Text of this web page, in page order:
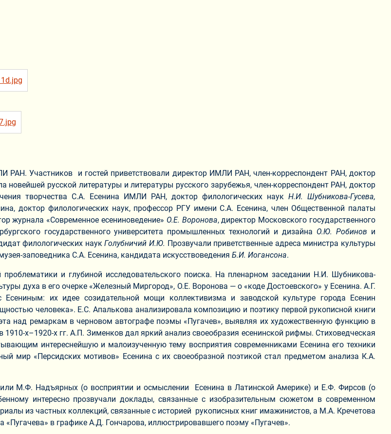
Участников и гостей приветствовали директор ИМЛИ РАН, член-корреспондент РАН, доктор
новейшей русской литературы и литературы русского зарубежья, член-корреспондент РАН, доктор
творчества С.А. Есенина ИМЛИ РАН, доктор филологических наук Н.И. Шубникова-Гусева,
доктор филологических наук, профессор РГУ имени С.А. Есенина, член Общественной палаты
журнала «Современное есениноведение» О.Е. Воронова, директор Московского государственного
государственного университета промышленных технологий и дизайна О.Ю. Робинов и
филологических наукГолубничий И.Ю. Прозвучали приветственные адреса министра культуры
заповедника С.А. Есенина, кандидата искусствоведения Б.И. Иогансона.
и глубиной исследовательского поиска. На пленарном заседании Н.И. Шубникова-
духа в его очерке «Железный Миргород», О.Е. Воронова — о «коде Достоевского» у Есенина. А.Г.
их идее созидательной мощи коллективизма и заводской культуре города Есенин
человека». Е.С. Апалькова анализировала композицию и поэтику первой рукописной книги
над ремаркам в черновом автографе поэмы «Пугачев», выявляя их художественную функцию в
х–1920-х гг. А.П. Зименков дал яркий анализ своеобразия есенинской рифмы. Стиховедческая
интереснейшую и малоизученную тему восприятия современниками Есенина его техники
мир «Персидских мотивов» Есенина с их своеобразной поэтикой стал предметом анализа К.А.
М.Ф. Надъярных (о восприятии и осмыслении Есенина в Латинской Америке) и Е.Ф. Фирсов (о
интересно прозвучали доклады, связанные с изобразительным сюжетом в современном
из частных коллекций, связанные с историей рукописных книг имажинистов, а М.А. Кречетова
в графике А.Д. Гончарова, иллюстрировавшего поэму «Пугачев».